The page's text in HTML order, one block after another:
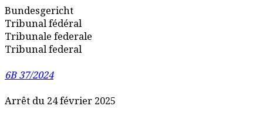
Bundesgericht
Tribunal fédéral
Tribunale federale
Tribunal federal
6B 37/2024
Arrêt du 24 février 2025